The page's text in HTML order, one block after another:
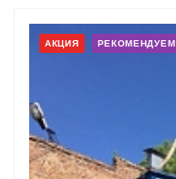
АКЦИЯ РЕКОМЕНДУЕМ